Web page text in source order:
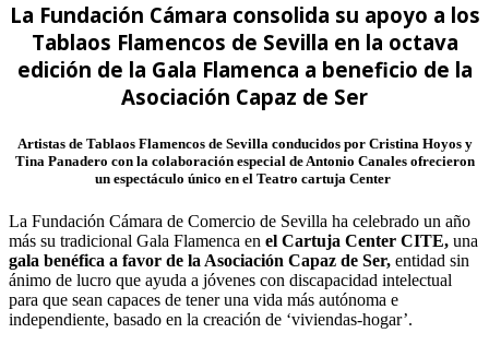
La Fundación Cámara consolida su apoyo a los
Tablaos Flamencos de Sevilla en la octava
edición de la Gala Flamenca a beneficio de la
Asociación Capaz de Ser
Artistas de Tablaos Flamencos de Sevilla conducidos por Cristina Hoyos y
Tina Panadero con la colaboración especial de Antonio Canales ofrecieron
un espectáculo único en el Teatro cartuja Center
La Fundación Cámara de Comercio de Sevilla ha celebrado un año
más su tradicional Gala Flamenca en el Cartuja Center CITE, una
gala benéfica a favor de la Asociación Capaz de Ser, entidad sin
ánimo de lucro que ayuda a jóvenes con discapacidad intelectual
para que sean capaces de tener una vida más autónoma e
independiente, basado en la creación de ‘viviendas-hogar’.